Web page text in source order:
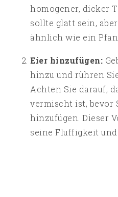
homogener, dicker
sollte glatt sein,
ähnlich wie ein
Eier hinzufügen:
hinzu und rühren
Achten Sie darauf,
vermischt ist, bevor
hinzufügen. Dieser
seine Fluffigkeit und